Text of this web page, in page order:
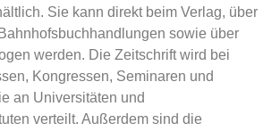
Sie kann direkt beim Verlag, über
sowie über
werden. Die Zeitschrift wird bei
Kongressen, Seminaren und
an Universitäten und
verteilt. Außerdem sind die